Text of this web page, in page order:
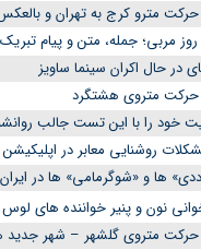
مترو کرج به تهران و
مربی؛ جمله، متن و پیام
در حال اکران سینما ساویز
متروی هشتگرد
خود را با این تست جالب
روشنایی معابر در
ها و «شوگرمامی» ها در
نون و پنیر خواننده های لوس
متروی گلشهر – شهر جدید